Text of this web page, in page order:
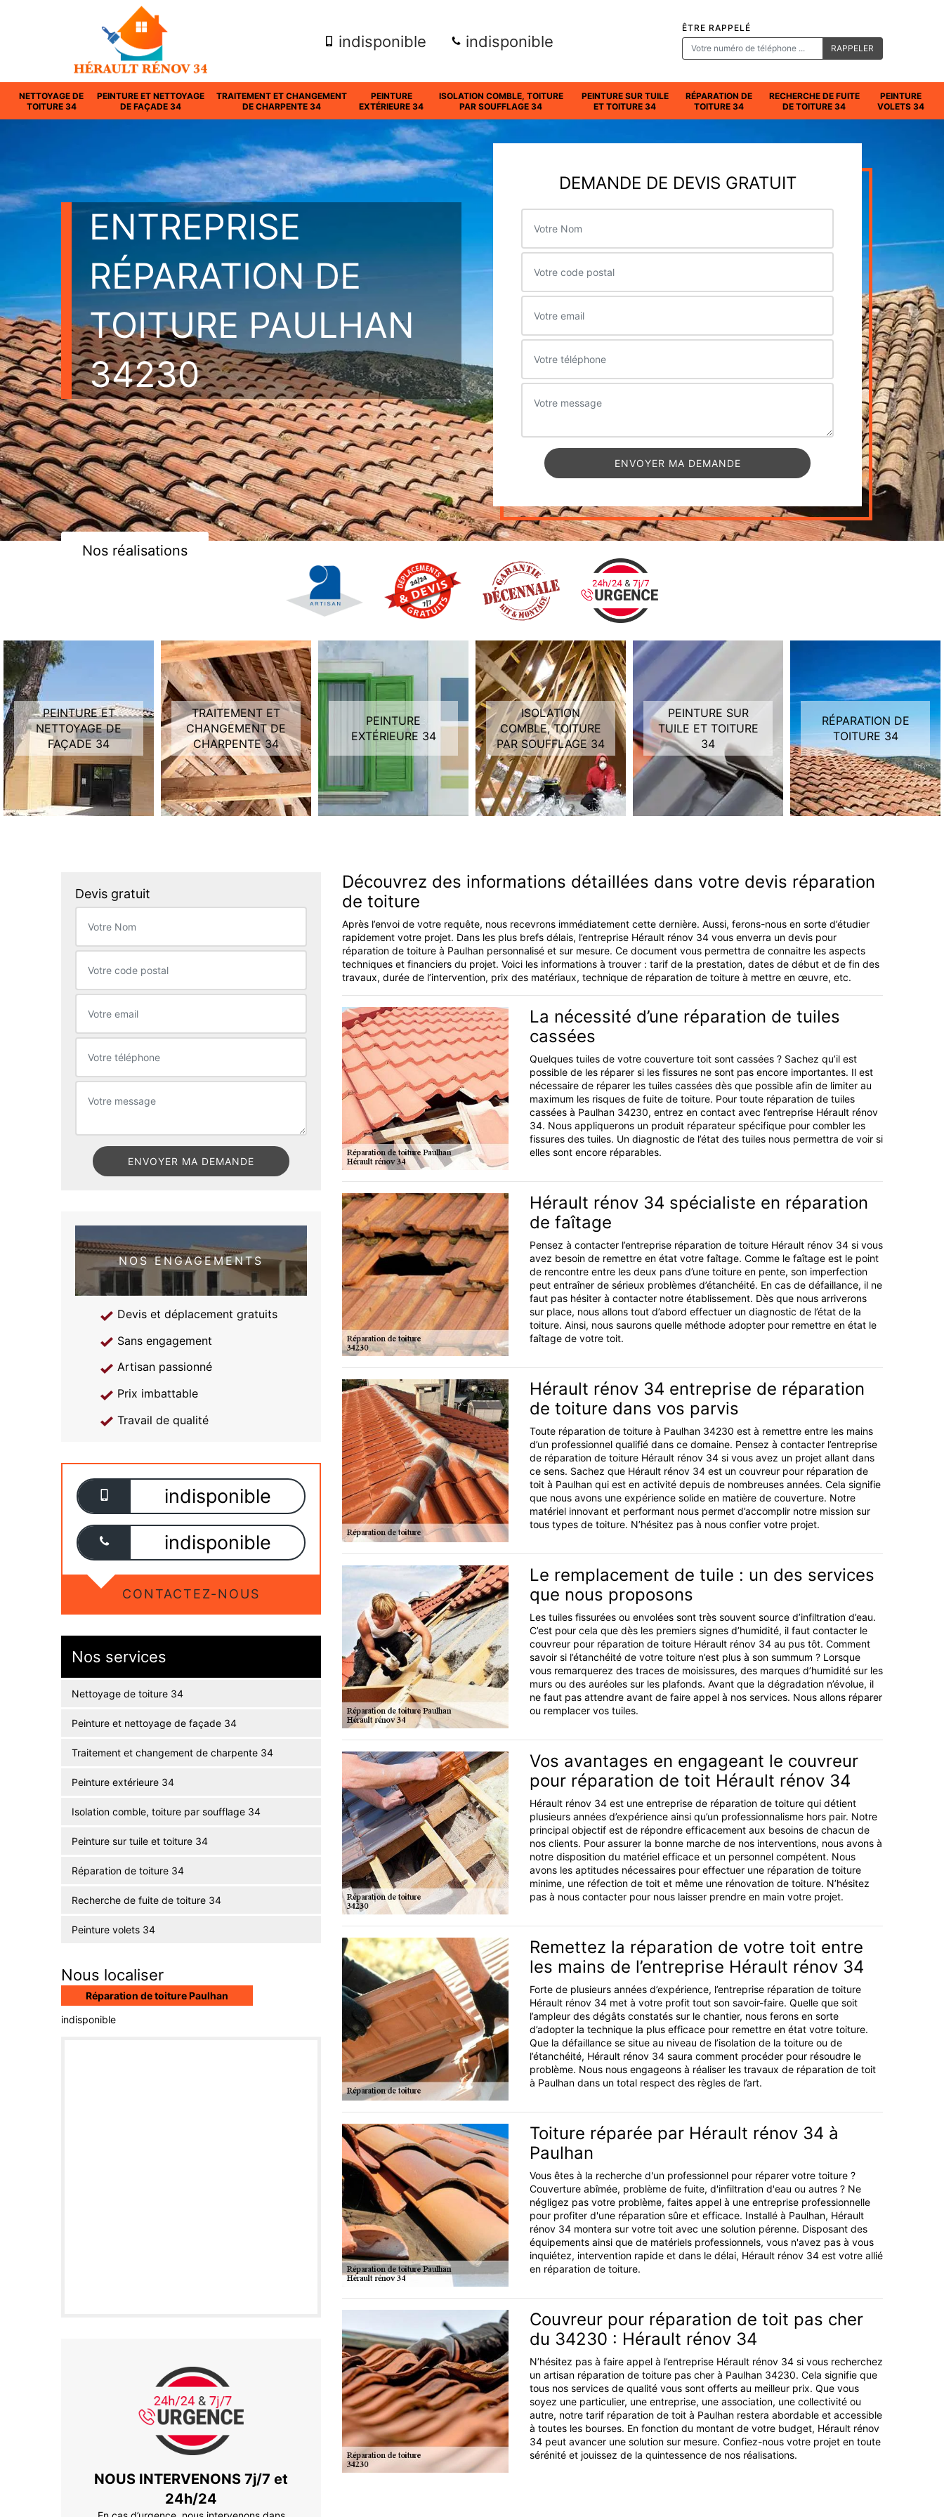
indisponible indisponible
ÊTRE RAPPELÉ
NETTOYAGE DE
TOITURE 34
PEINTURE ET NETTOYAGE
DE FAÇADE 34
TRAITEMENT ET CHANGEMENT
DE CHARPENTE 34
PEINTURE
EXTÉRIEURE 34
ISOLATION COMBLE, TOITURE
PAR SOUFFLAGE 34
PEINTURE SUR TUILE
ET TOITURE 34
RÉPARATION DE
TOITURE 34
RECHERCHE DE FUITE
DE TOITURE 34
PEINTURE
VOLETS 34
ENTREPRISE
RÉPARATION DE
TOITURE PAULHAN
34230
Nos réalisations
DEMANDE DE DEVIS GRATUIT
PEINTURE ET
NETTOYAGE DE
FAÇADE 34
TRAITEMENT ET
CHANGEMENT DE
CHARPENTE 34
PEINTURE
EXTÉRIEURE 34
ISOLATION
COMBLE, TOITURE
PAR SOUFFLAGE 34
PEINTURE SUR
TUILE ET TOITURE
34
RÉPARATION DE
TOITURE 34
Devis gratuit
NOS ENGAGEMENTS
Devis et déplacement gratuits
Sans engagement
Artisan passionné
Prix imbattable
Travail de qualité
indisponible
indisponible
CONTACTEZ-NOUS
Nos services
Nettoyage de toiture 34
Peinture et nettoyage de façade 34
Traitement et changement de charpente 34
Peinture extérieure 34
Isolation comble, toiture par soufflage 34
Peinture sur tuile et toiture 34
Réparation de toiture 34
Recherche de fuite de toiture 34
Peinture volets 34
Nous localiser
Réparation de toiture Paulhan
indisponible
NOUS INTERVENONS 7j/7 et
24h/24
Découvrez des informations détaillées dans votre devis réparation
de toiture
Après l’envoi de votre requête, nous recevrons immédiatement cette dernière. Aussi, ferons-nous en sorte d’étudier
rapidement votre projet. Dans les plus brefs délais, l’entreprise Hérault rénov 34 vous enverra un devis pour
réparation de toiture à Paulhan personnalisé et sur mesure. Ce document vous permettra de connaitre les aspects
techniques et financiers du projet. Voici les informations à trouver : tarif de la prestation, dates de début et de fin des
travaux, durée de l’intervention, prix des matériaux, technique de réparation de toiture à mettre en œuvre, etc.
La nécessité d’une réparation de tuiles
cassées
Quelques tuiles de votre couverture toit sont cassées ? Sachez qu’il est
possible de les réparer si les fissures ne sont pas encore importantes. Il est
nécessaire de réparer les tuiles cassées dès que possible afin de limiter au
maximum les risques de fuite de toiture. Pour toute réparation de tuiles
cassées à Paulhan 34230, entrez en contact avec l’entreprise Hérault rénov
34. Nous appliquerons un produit réparateur spécifique pour combler les
fissures des tuiles. Un diagnostic de l’état des tuiles nous permettra de voir si
elles sont encore réparables.
Hérault rénov 34 spécialiste en réparation
de faîtage
Pensez à contacter l’entreprise réparation de toiture Hérault rénov 34 si vous
avez besoin de remettre en état votre faîtage. Comme le faîtage est le point
de rencontre entre les deux pans d’une toiture en pente, son imperfection
peut entraîner de sérieux problèmes d’étanchéité. En cas de défaillance, il ne
faut pas hésiter à contacter notre établissement. Dès que nous arriverons
sur place, nous allons tout d’abord effectuer un diagnostic de l’état de la
toiture. Ainsi, nous saurons quelle méthode adopter pour remettre en état le
faîtage de votre toit.
Hérault rénov 34 entreprise de réparation
de toiture dans vos parvis
Toute réparation de toiture à Paulhan 34230 est à remettre entre les mains
d’un professionnel qualifié dans ce domaine. Pensez à contacter l’entreprise
de réparation de toiture Hérault rénov 34 si vous avez un projet allant dans
ce sens. Sachez que Hérault rénov 34 est un couvreur pour réparation de
toit à Paulhan qui est en activité depuis de nombreuses années. Cela signifie
que nous avons une expérience solide en matière de couverture. Notre
matériel innovant et performant nous permet d’accomplir notre mission sur
tous types de toiture. N’hésitez pas à nous confier votre projet.
Le remplacement de tuile : un des services
que nous proposons
Les tuiles fissurées ou envolées sont très souvent source d’infiltration d’eau.
C’est pour cela que dès les premiers signes d’humidité, il faut contacter le
couvreur pour réparation de toiture Hérault rénov 34 au pus tôt. Comment
savoir si l’étanchéité de votre toiture n’est plus à son summum ? Lorsque
vous remarquerez des traces de moisissures, des marques d’humidité sur les
murs ou des auréoles sur les plafonds. Avant que la dégradation n’évolue, il
ne faut pas attendre avant de faire appel à nos services. Nous allons réparer
ou remplacer vos tuiles.
Vos avantages en engageant le couvreur
pour réparation de toit Hérault rénov 34
Hérault rénov 34 est une entreprise de réparation de toiture qui détient
plusieurs années d’expérience ainsi qu’un professionnalisme hors pair. Notre
principal objectif est de répondre efficacement aux besoins de chacun de
nos clients. Pour assurer la bonne marche de nos interventions, nous avons à
notre disposition du matériel efficace et un personnel compétent. Nous
avons les aptitudes nécessaires pour effectuer une réparation de toiture
minime, une réfection de toit et même une rénovation de toiture. N’hésitez
pas à nous contacter pour nous laisser prendre en main votre projet.
Remettez la réparation de votre toit entre
les mains de l’entreprise Hérault rénov 34
Forte de plusieurs années d’expérience, l’entreprise réparation de toiture
Hérault rénov 34 met à votre profit tout son savoir-faire. Quelle que soit
l’ampleur des dégâts constatés sur le chantier, nous ferons en sorte
d’adopter la technique la plus efficace pour remettre en état votre toiture.
Que la défaillance se situe au niveau de l’isolation de la toiture ou de
l’étanchéité, Hérault rénov 34 saura comment procéder pour résoudre le
problème. Nous nous engageons à réaliser les travaux de réparation de toit
à Paulhan dans un total respect des règles de l’art.
Toiture réparée par Hérault rénov 34 à
Paulhan
Vous êtes à la recherche d'un professionnel pour réparer votre toiture ?
Couverture abîmée, problème de fuite, d'infiltration d'eau ou autres ? Ne
négligez pas votre problème, faites appel à une entreprise professionnelle
pour profiter d'une réparation sûre et efficace. Installé à Paulhan, Hérault
rénov 34 montera sur votre toit avec une solution pérenne. Disposant des
équipements ainsi que de matériels professionnels, vous n'avez pas à vous
inquiétez, intervention rapide et dans le délai, Hérault rénov 34 est votre allié
en réparation de toiture.
Couvreur pour réparation de toit pas cher
du 34230 : Hérault rénov 34
N’hésitez pas à faire appel à l’entreprise Hérault rénov 34 si vous recherchez
un artisan réparation de toiture pas cher à Paulhan 34230. Cela signifie que
tous nos services de qualité vous sont offerts au meilleur prix. Que vous
soyez une particulier, une entreprise, une association, une collectivité ou
autre, notre tarif réparation de toit à Paulhan restera abordable et accessible
à toutes les bourses. En fonction du montant de votre budget, Hérault rénov
34 peut avancer une solution sur mesure. Confiez-nous votre projet en toute
sérénité et jouissez de la quintessence de nos réalisations.